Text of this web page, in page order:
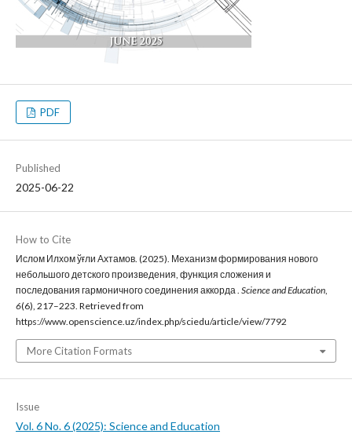
PDF
Published
2025-06-22
How to Cite
Ислом Илхом ўғли Ахтамов. (2025). Механизм формирования нового
небольшого детского произведения, функция сложения и
последования гармоничного соединения аккорда . Science and Education,
6(6), 217–223. Retrieved from
https://www.openscience.uz/index.php/sciedu/article/view/7792
More Citation Formats
Issue
Vol. 6 No. 6 (2025): Science and Education